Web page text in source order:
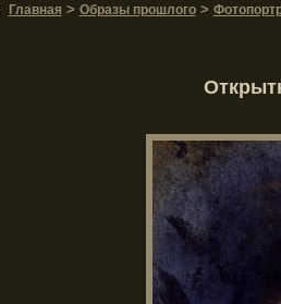
Главная > Образы прошлого >